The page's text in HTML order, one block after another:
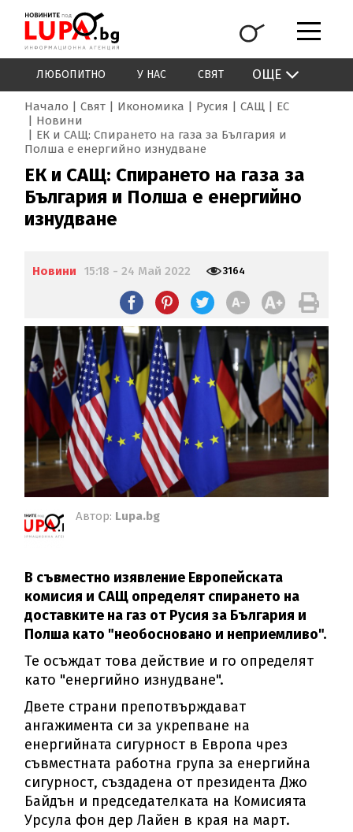
ЛЮБОПИТНО У НАС СВЯТ ОЩЕ
Начало Свят Икономика Русия САЩ
ЕС
Новини
ЕК и САЩ: Спирането на газа за България и
Полша е енергийно изнудване
ЕК и САЩ: Спирането на газа за
България и Полша е енергийно
изнудване
Новини 15:18 - 24 Май 2022 3164
Автор: Lupa.bg
В съвместно изявление Европейската
комисия и САЩ определят спирането на
доставките на газ от Русия за България и
Полша като "необосновано и неприемливо".
Те осъждат това действие и го определят
като "енергийно изнудване".
Двете страни препотвърждават
ангажимента си за укрепване на
енергийната сигурност в Европа чрез
съвместната работна група за енергийна
сигурност, създадена от президента Джо
Байдън и председателката на Комисията
Урсула фон дер Лайен в края на март.